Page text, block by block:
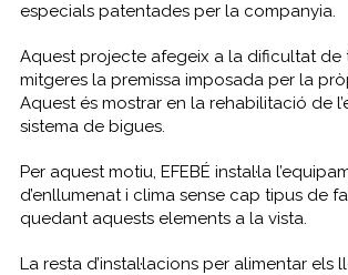
especials patentades per la companyia.
Aquest projecte afegeix a la dificultat de
mitgeres la premissa imposada per la
Aquest és mostrar en la rehabilitació de
sistema de bigues.
Per aquest motiu, EFEBÉ instal·la
d’enllumenat i clima sense cap tipus de
quedant aquests elements a la vista.
La resta d’instal·lacions per alimentar els